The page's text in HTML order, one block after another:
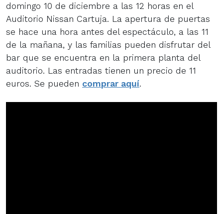
domingo 10 de diciembre a las 12 horas en el
Auditorio Nissan Cartuja. La apertura de puertas
se hace una hora antes del espectáculo, a las 11
de la mañana, y las familias pueden disfrutar del
bar que se encuentra en la primera planta del
auditorio. Las entradas tienen un precio de 11
euros. Se pueden comprar aquí.